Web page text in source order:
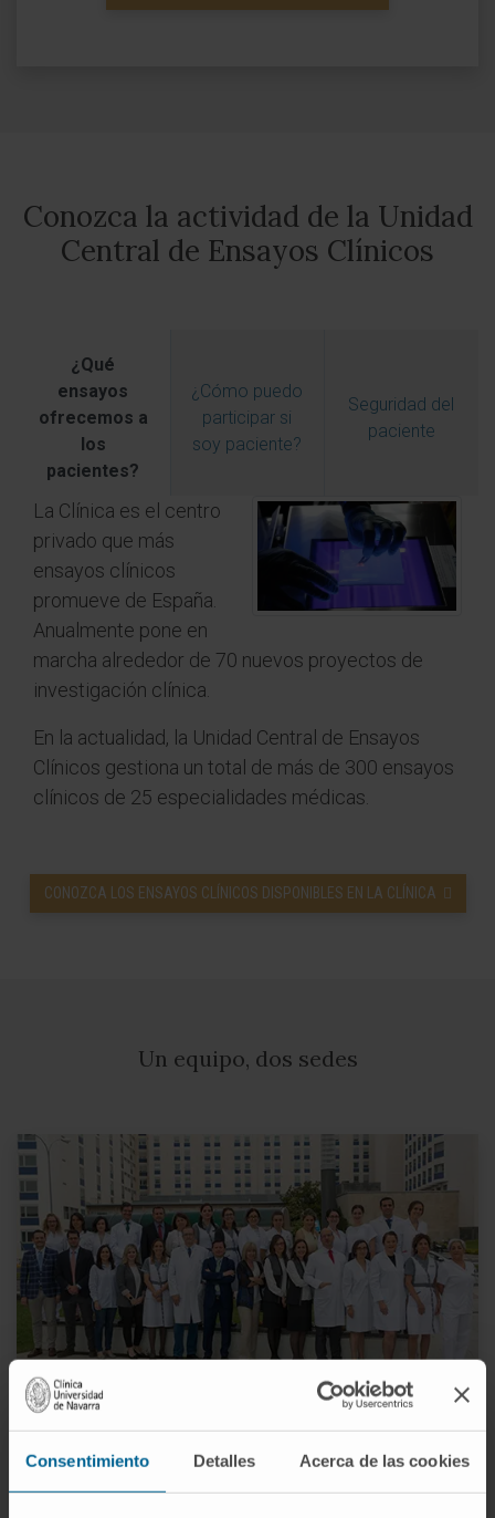
Consentimiento Detalles Acerca de las cookies
Conozca la actividad de la Unidad
Central de Ensayos Clínicos
¿Qué
ensayos
ofrecemos a
los
pacientes?
¿Cómo puedo
participar si
soy paciente?
Seguridad del
paciente
La Clínica es el centro
privado que más
ensayos clínicos
promueve de España.
Anualmente pone en
marcha alrededor de 70 nuevos proyectos de
investigación clínica.
En la actualidad, la Unidad Central de Ensayos
Clínicos gestiona un total de más de 300 ensayos
clínicos de 25 especialidades médicas.
CONOZCA LOS ENSAYOS CLÍNICOS DISPONIBLES EN LA CLÍNICA
Un equipo, dos sedes
Tres coordinadores médicos.
Un responsable de gestión y administración.